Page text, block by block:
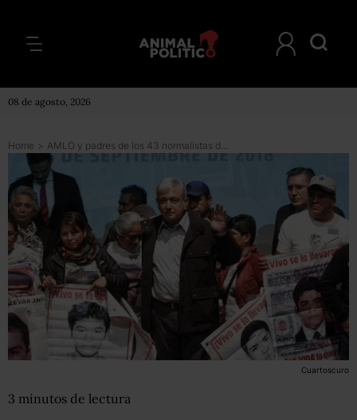
08 de agosto, 2026
Home > AMLO y padres de los 43 normalistas de Ayotzinapa acuerdan crear comisión para la verdad
Cuartoscuro
3 minutos de lectura